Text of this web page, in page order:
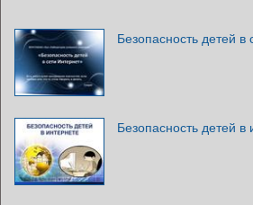
Безопасность детей в
Безопасность детей в